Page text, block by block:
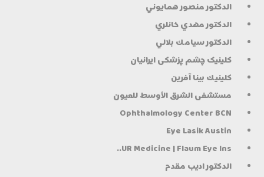
الدكتور منصور همايوني
الدكتور مهدي خانلري
الدكتور سيامك بلالي
کلینیک چشم پزشکی ایرانیان
كلينيك بينا آفرين
مستشفى الشرق الأوسط للعيون
Ophthalmology Center BCN
Eye Lasik Austin
UR Medicine | Flaum Eye Ins..
الدكتور اديب مقدم